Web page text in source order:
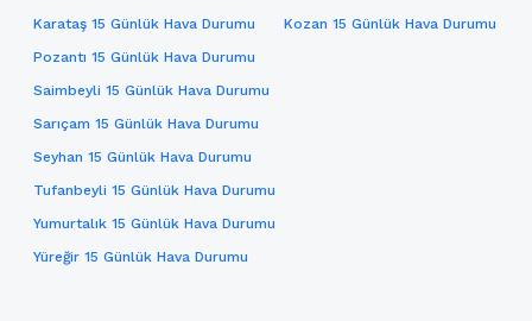
Karataş 15 Günlük Hava Durumu
Kozan 15 Günlük Hava Durumu
Pozantı 15 Günlük Hava Durumu
Saimbeyli 15 Günlük Hava Durumu
Sarıçam 15 Günlük Hava Durumu
Seyhan 15 Günlük Hava Durumu
Tufanbeyli 15 Günlük Hava Durumu
Yumurtalık 15 Günlük Hava Durumu
Yüreğir 15 Günlük Hava Durumu